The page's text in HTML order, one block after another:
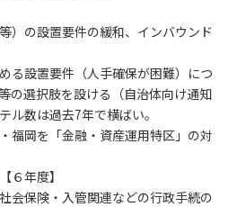
）の設置要件の緩和、インバウンド
る設置要件（人手確保が困難）につ
の選択肢を設ける（自治体向け通知
ル数は過去7年で横ばい。
福岡を「金融・資産運用特区」の対
６年度】
会保険・入管関連などの行政手続の